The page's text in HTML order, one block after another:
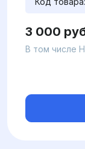
3 000
В том числе